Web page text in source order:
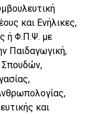
και Ενήλικες,
ή Φ.Π.Ψ. με
Παιδαγωγική,
Σπουδών,
και